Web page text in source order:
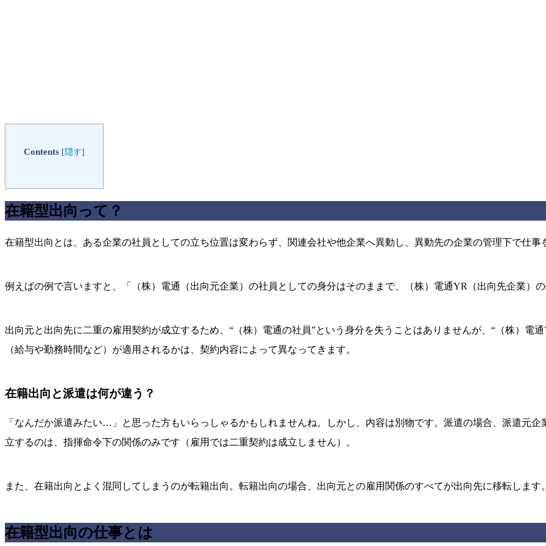
Contents [ 隠す]
在籍型出向って？
在籍型出向とは、ある企業の社員としての立ち位置は変わらず、関連会社や他企業へ異動し、異動先の企業の管理下で仕事
例えばの例で言いますと、「（株）電通（出向元企業）の社員としての身分はそのままで、（株）電通YR（出向先企業）
出向元と出向先に二重の雇用契約が成立するため、“（株）電通の社員”という身分を失うことはありませんが、“（株）電
（給与や勤務時間など）が適用されるかは、契約内容によって異なってきます。
在籍出向と派遣は何が違う？
「なんだか派遣みたい…」と思った方もいらっしゃるかもしれませんね。しかし、内容は別物です。派遣の場合、派遣元
立するのは、指揮命令下の関係のみです（雇用では二重契約は成立しません）。
また、在籍出向とよく混同してしまうのが転籍出向。転籍出向の場合、出向元との雇用関係のすべてが出向先に移転します。
在籍型出向の仕事とは